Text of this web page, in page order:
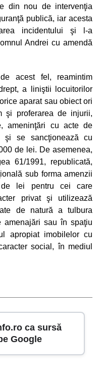
din nou de intervenţia
publică, iar acesta
incidentului şi l-a
Andrei cu amendă
acest fel, reamintim
a liniştii locuitorilor
aparat sau obiect ori
şi proferarea de injurii,
ameninţări cu acte de
şi se sancţionează cu
de lei. De asemenea,
61/1991, republicată,
sub forma amenzii
lei pentru cei care
privat şi utilizează
de natură a tulbura
amenajări sau în spaţiu
apropiat imobilelor cu
social, în mediul
ca sursă
Google